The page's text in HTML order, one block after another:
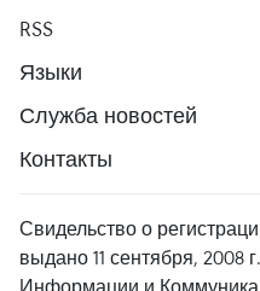
RSS
Языки
Служба новостей
Контакты
Свидельство о
выдано 11 сентября, 2008
Информации и